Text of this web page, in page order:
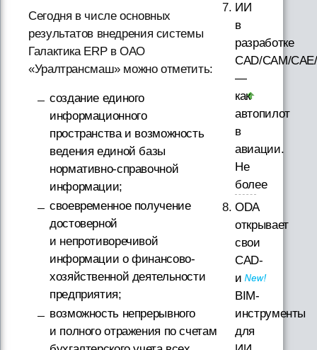
Сегодня в числе основных
результатов внедрения системы
Галактика ERP в ОАО
«Уралтрансмаш» можно отметить:
создание единого
информационного
пространства и возможность
ведения единой базы
нормативно-справочной
информации;
своевременное получение
достоверной
и непротиворечивой
информации о финансово-
хозяйственной деятельности
предприятия;
возможность непрерывного
и полного отражения по счетам
ИИ
в
разработке
CAD/CAM/
—
как
автопилот
в
авиации.
Не
более
ODA
открывает
свои
CAD-
и
BIM-
инструменты
для